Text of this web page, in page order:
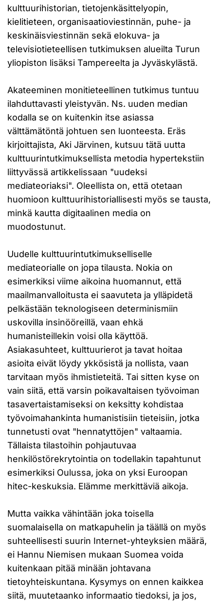
kulttuurihistorian, tietojenkäsittelyopin,
kielitieteen, organisaatioviestinnän, puhe- ja
keskinäisviestinnän sekä elokuva- ja
televisiotieteellisen tutkimuksen alueilta Turun
yliopiston lisäksi Tampereelta ja Jyväskylästä.
Akateeminen monitieteellinen tutkimus tuntuu
ilahduttavasti yleistyvän. Ns. uuden median
kodalla se on kuitenkin itse asiassa
välttämätöntä johtuen sen luonteesta. Eräs
kirjoittajista, Aki Järvinen, kutsuu tätä uutta
kulttuurintutkimuksellista metodia hypertekstiin
liittyvässä artikkelissaan "uudeksi
mediateoriaksi". Oleellista on, että otetaan
huomioon kulttuurihistoriallisesti myös se tausta,
minkä kautta digitaalinen media on
muodostunut.
Uudelle kulttuurintutkimukselliselle
mediateorialle on jopa tilausta. Nokia on
esimerkiksi viime aikoina huomannut, että
maailmanvalloitusta ei saavuteta ja ylläpidetä
pelkästään teknologiseen determinismiin
uskovilla insinööreillä, vaan ehkä
humanisteillekin voisi olla käyttöä.
Asiakasuhteet, kulttuurierot ja tavat hoitaa
asioita eivät löydy ykkösistä ja nollista, vaan
tarvitaan myös ihmistieteitä. Tai sitten kyse on
vain siitä, että varsin poikavaltaisen työvoiman
tasavertaistamiseksi on keksitty kohdistaa
työvoimahankinta humanistisiin tieteisiin, jotka
tunnetusti ovat "hennatyttöjen" valtaamia.
Tällaista tilastoihin pohjautuvaa
henkilöstörekrytointia on todellakin tapahtunut
esimerkiksi Oulussa, joka on yksi Euroopan
hitec-keskuksia. Elämme merkittäviä aikoja.
Mutta vaikka vähintään joka toisella
suomalaisella on matkapuhelin ja täällä on myös
suhteellisesti suurin Internet-yhteyksien määrä,
ei Hannu Niemisen mukaan Suomea voida
kuitenkaan pitää minään johtavana
tietoyhteiskuntana. Kysymys on ennen kaikkea
siitä, muutetaanko informaatio tiedoksi, ja jos,